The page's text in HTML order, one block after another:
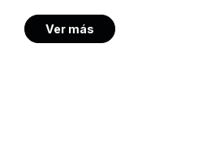
Ver más